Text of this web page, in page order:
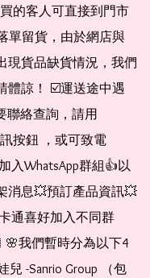
的客人可直接到門市
單留貨，由於網店與
現貨品缺貨情況，我們
體諒！ ☑️運送途中遇
聯絡查詢，請用
按鈕 ，或可致電
入WhatsApp群組👍以
消息💥預訂產品資訊💥
通喜好加入不同群
我們暫時分為以下4
兒 -Sanrio Group （包